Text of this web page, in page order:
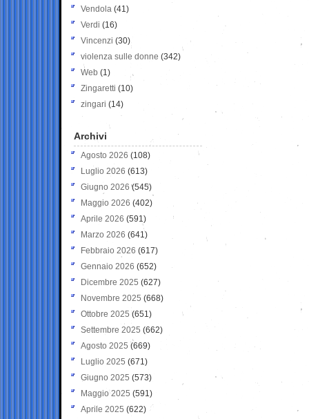
Vendola (41)
Verdi (16)
Vincenzi (30)
violenza sulle donne (342)
Web (1)
Zingaretti (10)
zingari (14)
Archivi
Agosto 2026 (108)
Luglio 2026 (613)
Giugno 2026 (545)
Maggio 2026 (402)
Aprile 2026 (591)
Marzo 2026 (641)
Febbraio 2026 (617)
Gennaio 2026 (652)
Dicembre 2025 (627)
Novembre 2025 (668)
Ottobre 2025 (651)
Settembre 2025 (662)
Agosto 2025 (669)
Luglio 2025 (671)
Giugno 2025 (573)
Maggio 2025 (591)
Aprile 2025 (622)